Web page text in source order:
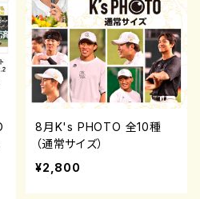
8月K's PHOTO 全10種
（通常サイズ）
¥2,800